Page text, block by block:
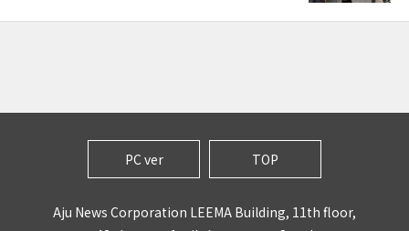
PC ver TOP
Aju News Corporation LEEMA Building, 11th floor,